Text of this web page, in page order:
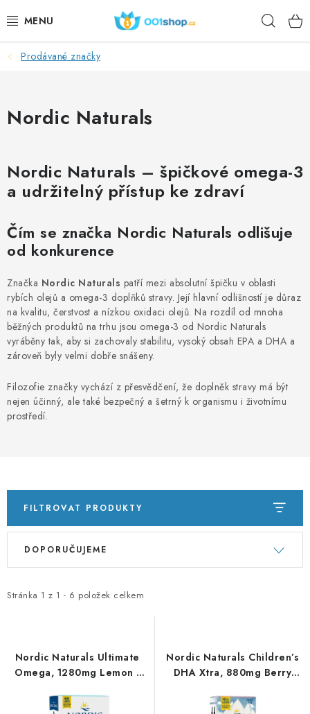
na
DOPLŇKY STRAVY
POTRAVINY
AKCE
DÁRKY
PORADNA
ZNAČKY
Jak nakupovat
Obchodní podmínky
Podmínky ochrany osobních údajů
Kontakty
Prodávané značky
Nordic Naturals
Nordic Naturals – špičkové omega-3
a udržitelný přístup ke zdraví
Čím se značka Nordic Naturals odlišuje
od konkurence
Značka Nordic Naturals patří mezi absolutní špičku v oblasti
rybích olejů a omega-3 doplňků stravy. Její hlavní odlišností je důraz
na kvalitu, čerstvost a nízkou oxidaci olejů. Na rozdíl od mnoha
běžných produktů na trhu jsou omega-3 od Nordic Naturals
vyráběny tak, aby si zachovaly stabilitu, vysoký obsah EPA a DHA a
zároveň byly velmi dobře snášeny.
Filozofie značky vychází z přesvědčení, že doplněk stravy má být
nejen účinný, ale také bezpečný a šetrný k organismu i životnímu
prostředí.
FILTROVAT PRODUKTY
V
i
o
Stránka 1 z 1 - 6 položek celkem
Ř
e
p
DOPORUČUJEME
Nordic Naturals Ultimate
Omega, 1280mg Lemon -
Nordic Naturals Children’s
DHA Xtra, 880mg Berry